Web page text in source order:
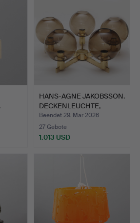
HANS-AGNE JAKOBSSON.
DECKENLEUCHTE,
Metall…
Beendet 29. Mär 2026
27 Gebote
1.013 USD